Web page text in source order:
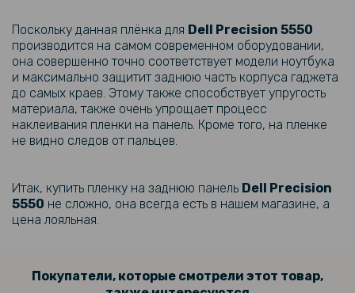
Поскольку данная плёнка для Dell Precision 5550​
производится на самом современном оборудовании,
она совершенно точно соответствует модели ноутбука
и максимально защитит заднюю часть корпуса гаджета
до самых краев. Этому также способствует упругость
материала, также очень упрощает процесс
наклеивания пленки на панель. Кроме того, на пленке
не видно следов от пальцев.
Итак, купить пленку на заднюю панель Dell Precision
5550​ не сложно, она всегда есть в нашем магазине, а
цена лояльная.
Покупатели, которые смотрели этот товар,